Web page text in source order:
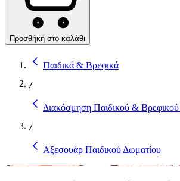
Προσθήκη στο καλάθι
Παιδικά & Βρεφικά
/
Διακόσμηση Παιδικού &
/
Αξεσουάρ Παιδικού Δωματίου